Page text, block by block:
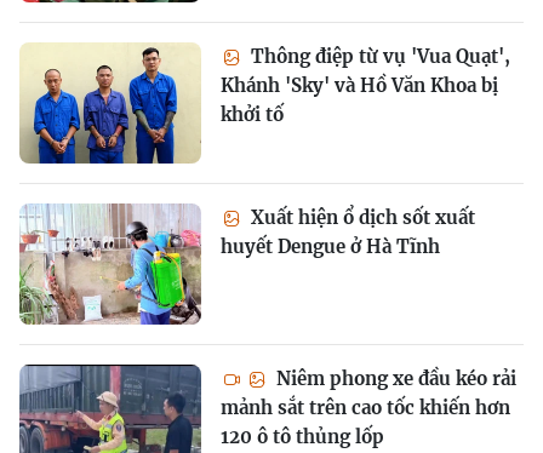
Thông điệp từ vụ 'Vua Quạt',
Khánh 'Sky' và Hồ Văn Khoa bị
khởi tố
Xuất hiện ổ dịch sốt xuất
huyết Dengue ở Hà Tĩnh
Niêm phong xe đầu kéo rải
mảnh sắt trên cao tốc khiến hơn
120 ô tô thủng lốp